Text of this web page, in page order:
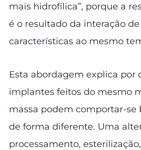
mais hidrofílica”, porque a
é o resultado da interação
características ao mesmo
Esta abordagem explica por
implantes feitos do mesmo
massa podem comportar-se
de forma diferente. Uma
processamento, esterilização,